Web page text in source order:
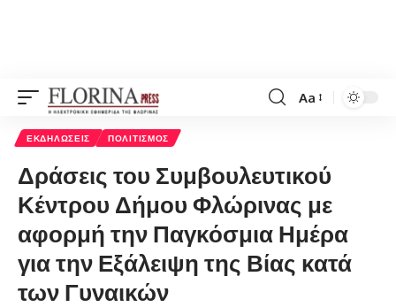
Font
Aa
ΕΚΔΗΛΏΣΕΙΣ ΠΟΛΙΤΙΣΜΌΣ
Δράσεις του Συμβουλευτικού
Κέντρου Δήμου Φλώρινας με
αφορμή την Παγκόσμια Ημέρα
για την Εξάλειψη της Βίας κατά
των Γυναικών